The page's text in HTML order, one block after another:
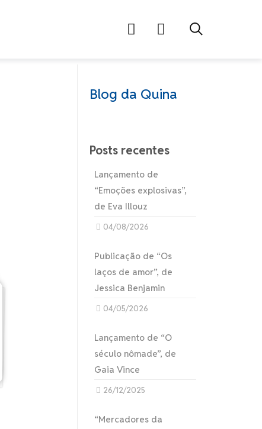
Blog da Quina
Posts recentes
Lançamento de
“Emoções explosivas”,
de Eva Illouz
04/08/2026
Publicação de “Os
laços de amor”, de
Jessica Benjamin
04/05/2026
Lançamento de “O
século nômade”, de
Gaia Vince
26/12/2025
“Mercadores da